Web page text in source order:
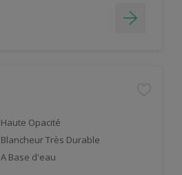
Haute Opacité
Blancheur Très Durable
A Base d'eau